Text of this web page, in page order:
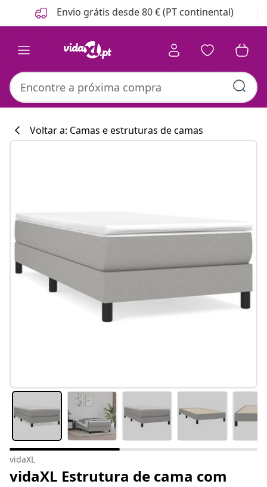
Anterior
Seguinte Envio grátis desde 80 € (PT continental)
Voltar a: Camas e estruturas de camas
vidaXL
vidaXL Estrutura de cama com